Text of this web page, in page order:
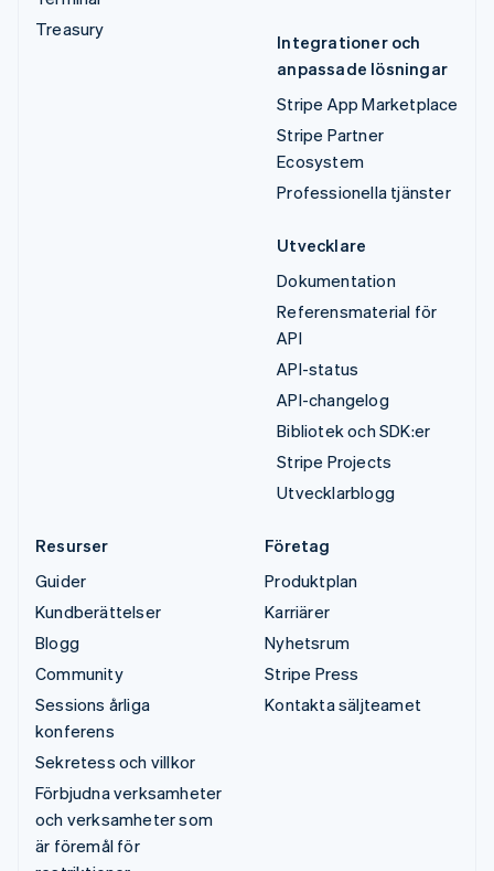
Treasury
Integrationer och
anpassade lösningar
Stripe App Marketplace
Stripe Partner
Ecosystem
Professionella tjänster
Utvecklare
Dokumentation
Referensmaterial för
API
API-status
API-changelog
Bibliotek och SDK:er
Stripe Projects
Utvecklarblogg
Resurser
Guider
Kundberättelser
Blogg
Community
Sessions årliga
konferens
Sekretess och villkor
Förbjudna verksamheter
och verksamheter som
är föremål för
Företag
Produktplan
Karriärer
Nyhetsrum
Stripe Press
Kontakta säljteamet